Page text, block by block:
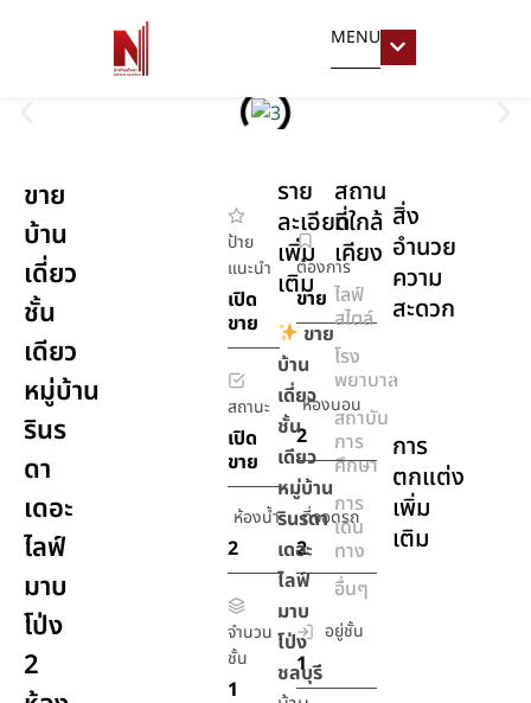
MENU
ขาย
บ้าน
เดี่ยว
ชั้น
เดียว
หมู่บ้าน
รินร
ดา
เดอะ
ไลฟ์
มาบ
โป่ง
2
ป้าย
แนะนำ
เปิด
ขาย
ต้องการ
ขาย
สถานะ
เปิด
ขาย
ห้องนอน
2
ห้องน้ำ
2
ที่จอดรถ
2
จำนวน
ชั้น
1
อยู่ชั้น
1
ราย
ละเอียด
เพิ่ม
เติม
ขาย
บ้าน
เดี่ยว
ชั้น
เดียว
หมู่บ้าน
รินรดา
เดอะ
ไลฟ์
มาบ
โป่ง
ชลบุรี
สถาน
ที่ใกล้
เคียง
ไลฟ์
สไตล์
โรง
พยาบาล
สถาบัน
การ
ศึกษา
การ
เดิน
ทาง
อื่นๆ
สิ่ง
อำนวย
ความ
สะดวก
การ
ตกแต่ง
เพิ่ม
เติม